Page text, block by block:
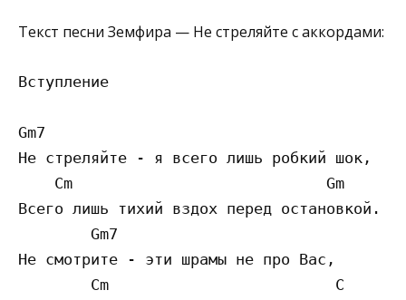
Текст песни Земфира — Не стреляйте с аккордами:
Вступление
Gm7
Не стреляйте - я всего лишь робкий шок,
    Cm                            Gm
Всего лишь тихий вздох перед остановкой.
        Gm7
Не смотрите - эти шрамы не про Вас,
        Cm                         C